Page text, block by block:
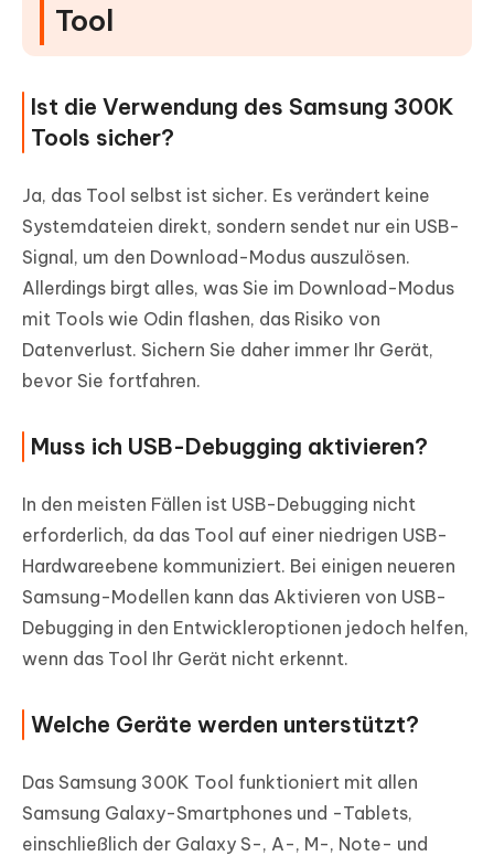
Tool
Ist die Verwendung des Samsung 300K
Tools sicher?
Ja, das Tool selbst ist sicher. Es verändert keine
Systemdateien direkt, sondern sendet nur ein USB-
Signal, um den Download-Modus auszulösen.
Allerdings birgt alles, was Sie im Download-Modus
mit Tools wie Odin flashen, das Risiko von
Datenverlust. Sichern Sie daher immer Ihr Gerät,
bevor Sie fortfahren.
Muss ich USB-Debugging aktivieren?
In den meisten Fällen ist USB-Debugging nicht
erforderlich, da das Tool auf einer niedrigen USB-
Hardwareebene kommuniziert. Bei einigen neueren
Samsung-Modellen kann das Aktivieren von USB-
Debugging in den Entwickleroptionen jedoch helfen,
wenn das Tool Ihr Gerät nicht erkennt.
Welche Geräte werden unterstützt?
Das Samsung 300K Tool funktioniert mit allen
Samsung Galaxy-Smartphones und -Tablets,
einschließlich der Galaxy S-, A-, M-, Note- und